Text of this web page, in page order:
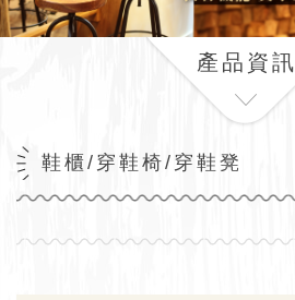
產品資訊
鞋櫃/穿鞋椅/穿鞋凳